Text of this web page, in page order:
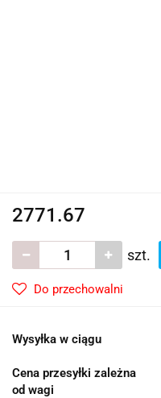
2771.67
szt.
Do przechowalni
Wysyłka w ciągu
Cena przesyłki zależna
od wagi